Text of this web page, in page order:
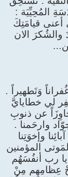
المُحِيِّيَة :
أعنى قيامَتِكَ
والشُكرَ الان
وَتَطهيراً .
لي خطايايَّ
عن ذنوبِ
وارحَمنا .
وإخوَتِنا
المؤمنين
يا رب أنفُسَهُم
عِظامِهِم مِنْ